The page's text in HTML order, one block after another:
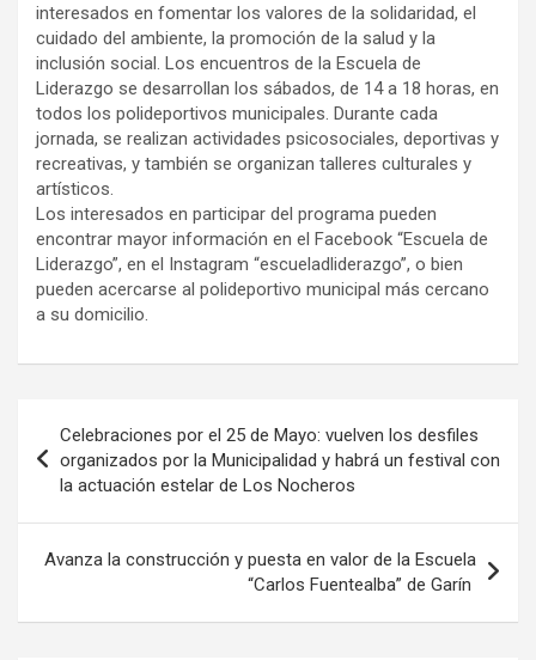
interesados en fomentar los valores de la solidaridad, el
cuidado del ambiente, la promoción de la salud y la
inclusión social. Los encuentros de la Escuela de
Liderazgo se desarrollan los sábados, de 14 a 18 horas, en
todos los polideportivos municipales. Durante cada
jornada, se realizan actividades psicosociales, deportivas y
recreativas, y también se organizan talleres culturales y
artísticos.
Los interesados en participar del programa pueden
encontrar mayor información en el Facebook “Escuela de
Liderazgo”, en el Instagram “escueladliderazgo”, o bien
pueden acercarse al polideportivo municipal más cercano
a su domicilio.
de
entradas
Celebraciones por el 25 de Mayo: vuelven los desfiles
organizados por la Municipalidad y habrá un festival con
la actuación estelar de Los Nocheros
Avanza la construcción y puesta en valor de la Escuela
“Carlos Fuentealba” de Garín